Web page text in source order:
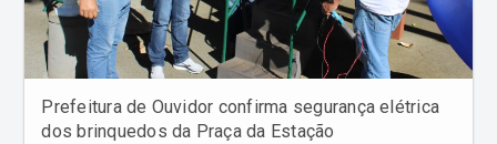
Prefeitura de Ouvidor confirma segurança elétrica
dos brinquedos da Praça da Estação